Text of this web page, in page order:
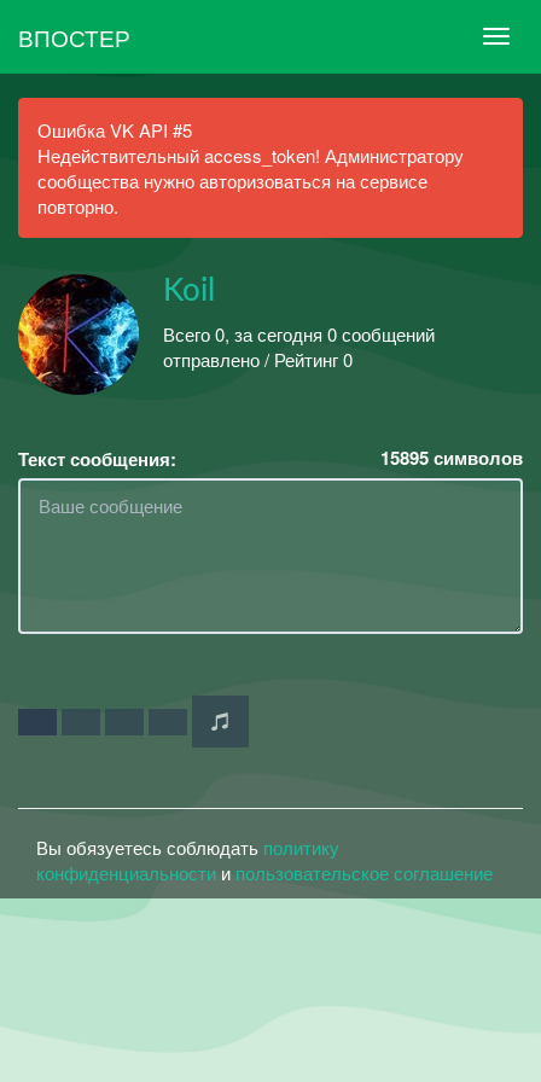
ВПОСТЕР
Ошибка VK API #5
Недействительный access_token! Администратору
сообщества нужно авторизоваться на сервисе
повторно.
Koil
Всего 0, за сегодня 0 сообщений
отправлено / Рейтинг 0
Текст сообщения: 15895символов
Вы обязуетесь соблюдать политику
конфиденциальности и пользовательское соглашение